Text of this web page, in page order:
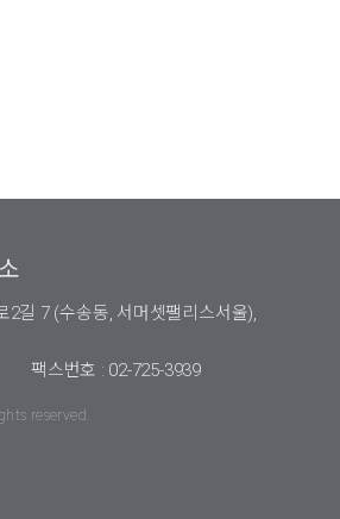
2길 7 (수송동, 서머셋팰리스서울),
팩스번호 : 02-725-3939
reserved.